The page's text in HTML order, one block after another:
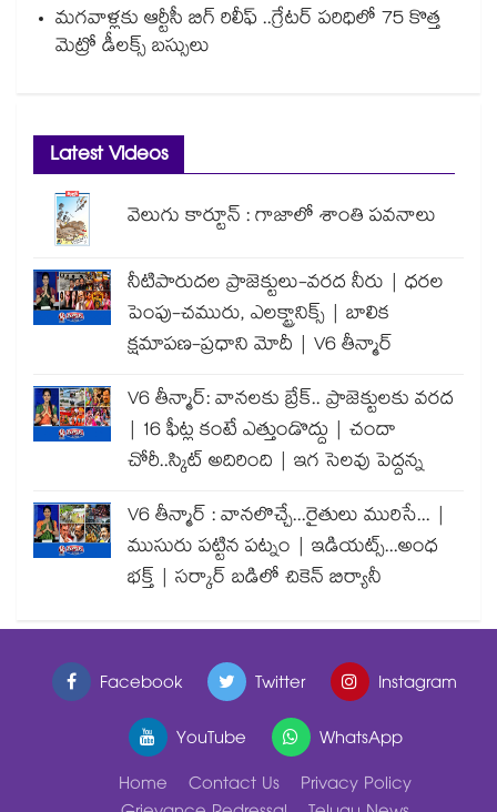
మగవాళ్లకు ఆర్టీసీ బిగ్ రిలీఫ్ ..గ్రేటర్ పరిధిలో 75 కొత్త
మెట్రో డీలక్స్ బస్సులు
Latest Videos
వెలుగు కార్టూన్ : గాజాలో శాంతి పవనాలు
నీటిపారుదల ప్రాజెక్టులు-వరద నీరు | ధరల
పెంపు-చమురు, ఎలక్ట్రానిక్స్ | బాలిక
క్షమాపణ-ప్రధాని మోదీ | V6 తీన్మార్
V6 తీన్మార్: వానలకు బ్రేక్.. ప్రాజెక్టులకు వరద
| 16 ఫీట్ల కంటే ఎత్తుండొద్దు | చందా
చోరీ..స్కిట్ అదిరింది | ఇగ సెలవు పెద్దన్న
V6 తీన్మార్ : వానలొచ్చే...రైతులు మురిసే... |
ముసురు పట్టిన పట్నం | ఇడియట్స్...అంధ
భక్త్ | సర్కార్ బడిలో చికెన్ బిర్యానీ
Facebook Twitter
Instagram
YouTube
WhatsApp
Home
Contact Us
Privacy Policy